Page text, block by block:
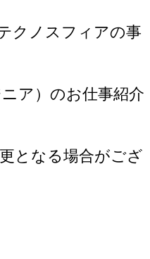
クノスフィアの事
ア）のお仕事紹介
となる場合がござ